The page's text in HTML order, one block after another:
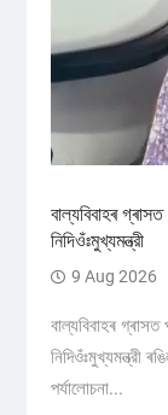
বাল্যবিবাহৰ
নিদিওঁঃমুখ্যমন্ত্রী
9 Aug 2026
বাল্যবিবাহৰ
নিদিওঁঃমুখ্যমন্ত্রী
পৰ্যালোচনা...